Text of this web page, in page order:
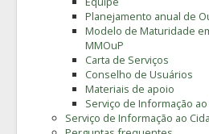
Planejamento anual de
Modelo de Maturidade
MMOuP
Carta de Serviços
Conselho de Usuários
Materiais de apoio
Serviço de Informação ao
Serviço de Informação ao